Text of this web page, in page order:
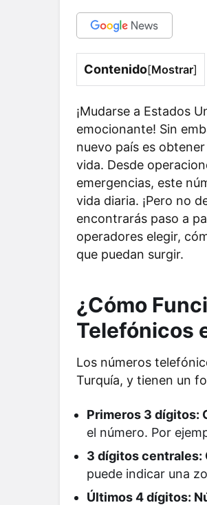
Contenido[Mostrar]
¡Mudarse a Estados
emocionante! Sin
nuevo país es obtener
vida. Desde
emergencias, este
vida diaria. ¡Pero no
encontrarás paso a
operadores elegir,
que puedan surgir.
¿Cómo
Telefónicos
Los números
Turquía, y tienen un
Primeros 3 dígitos:
el número. Por
3 dígitos centrales:
puede indicar una
Últimos 4 dígitos: